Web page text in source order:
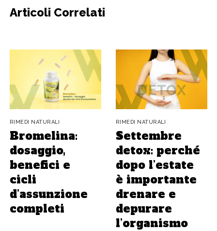
Articoli Correlati
RIMEDI NATURALI
Bromelina:
dosaggio,
benefici e
cicli
d’assunzione
completi
RIMEDI NATURALI
Settembre
detox: perché
dopo l’estate
è importante
drenare e
depurare
l’organismo